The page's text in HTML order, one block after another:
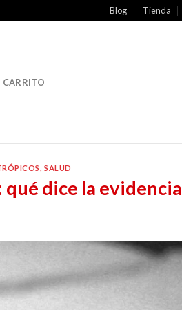
Blog Tienda
CARRITO
,SALUD
dice la evidencia